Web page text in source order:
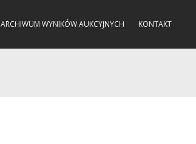
ARCHIWUM WYNIKÓW AUKCYJNYCH KONTAKT